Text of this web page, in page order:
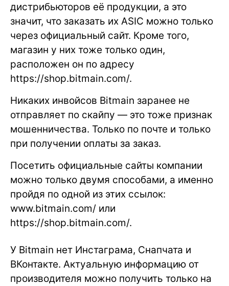
дистрибьюторов её продукции, а это
значит, что заказать их ASIC можно только
через официальный сайт. Кроме того,
магазин у них тоже только один,
расположен он по адресу
https://shop.bitmain.com/.
Никаких инвойсов Bitmain заранее не
отправляет по скайпу — это тоже признак
мошенничества. Только по почте и только
при получении оплаты за заказ.
Посетить официальные сайты компании
можно только двумя способами, а именно
пройдя по одной из этих ссылок:
www.bitmain.com/ или
https://shop.bitmain.com/.
У Bitmain нет Инстаграма, Снапчата и
ВКонтакте. Актуальную информацию от
производителя можно получить только на